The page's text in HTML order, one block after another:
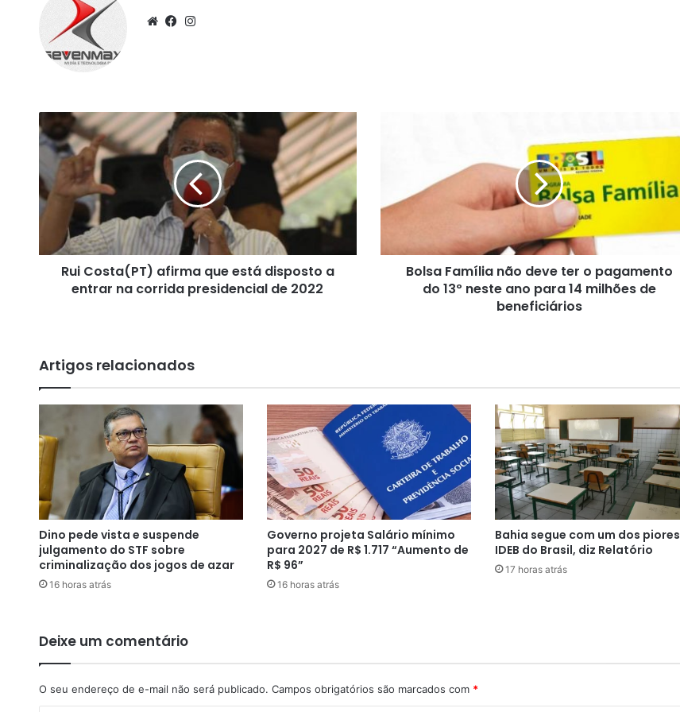
We Fa
u
o
s
t
(
r
m
a
u
e
e
s
t
á
d
i
s
p
t
a
e
n
Rui Costa(PT) afirma que está disposto a
entrar na corrida presidencial de 2022
F
í
e
v
t
e
o
p
a
g
a
1
3
Bolsa Família não deve ter o pagamento
do 13º neste ano para 14 milhões de
beneficiários
Artigos relacionados
Dino pede vista e suspende
julgamento do STF sobre
criminalização dos jogos de azar
16 horas atrás
Governo projeta Salário mínimo
para 2027 de R$ 1.717 “Aumento de
R$ 96”
16 horas atrás
Bahia segue com um dos piores
IDEB do Brasil, diz Relatório
17 horas atrás
Deixe um comentário
O seu endereço de e-mail não será publicado. Campos obrigatórios são marcados com *